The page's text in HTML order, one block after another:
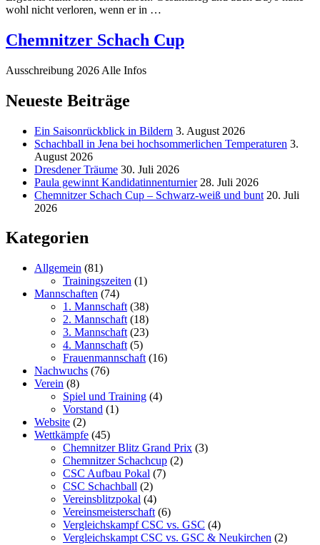
wohl nicht verloren, wenn er in …
Chemnitzer Schach Cup
Ausschreibung 2026 Alle Infos
Neueste Beiträge
Ein Saisonrückblick in Bildern 3. August 2026
Schachball in Jena bei hochsommerlichen Temperaturen 3.
August 2026
Dresdener Träume 30. Juli 2026
Paula gewinnt Kandidatinnenturnier 28. Juli 2026
Chemnitzer Schach Cup – Schwarz-weiß und bunt 20. Juli
2026
Kategorien
Allgemein (81)
Trainingszeiten (1)
Mannschaften (74)
1. Mannschaft (38)
2. Mannschaft (18)
3. Mannschaft (23)
4. Mannschaft (5)
Frauenmannschaft (16)
Nachwuchs (76)
Verein (8)
Spiel und Training (4)
Vorstand (1)
Website (2)
Wettkämpfe (45)
Chemnitzer Blitz Grand Prix (3)
Chemnitzer Schachcup (2)
CSC Aufbau Pokal (7)
CSC Schachball (2)
Vereinsblitzpokal (4)
Vereinsmeisterschaft (6)
Vergleichskampf CSC vs. GSC (4)
Vergleichskampt CSC vs. GSC & Neukirchen (2)